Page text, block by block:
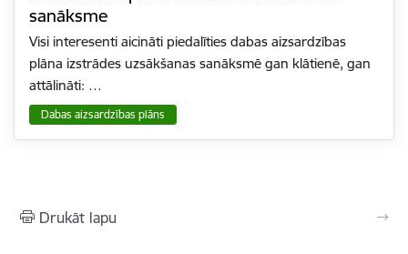
sanāksme
Visi interesenti aicināti piedalīties dabas aizsardzības
plāna izstrādes uzsākšanas sanāksmē gan klātienē, gan
attālināti: …
Dabas aizsardzības plāns
Drukāt lapu